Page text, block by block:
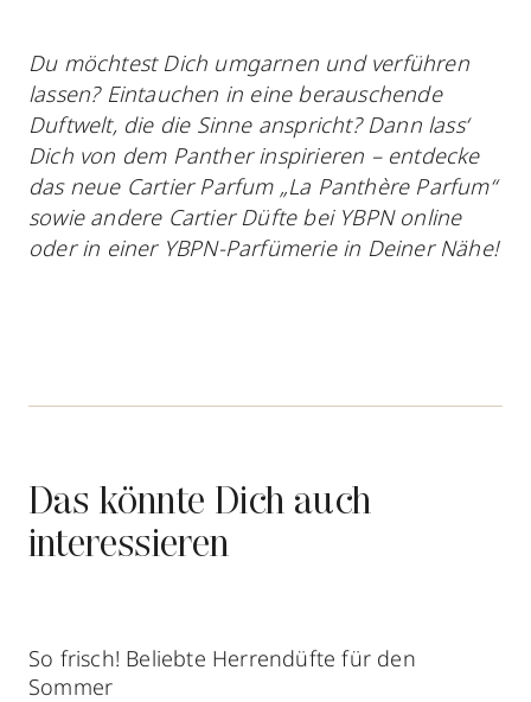
Du möchtest Dich umgarnen und verführen
lassen? Eintauchen in eine berauschende
Duftwelt, die die Sinne anspricht? Dann lass‘
Dich von dem Panther inspirieren – entdecke
das neue Cartier Parfum „La Panthère Parfum“
sowie andere Cartier Düfte bei YBPN online
oder in einer YBPN-Parfümerie in Deiner Nähe!
Das könnte Dich auch
interessieren
So frisch! Beliebte Herrendüfte für den
Sommer